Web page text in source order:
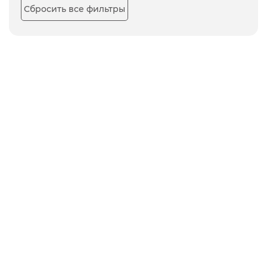
Сбросить все фильтры